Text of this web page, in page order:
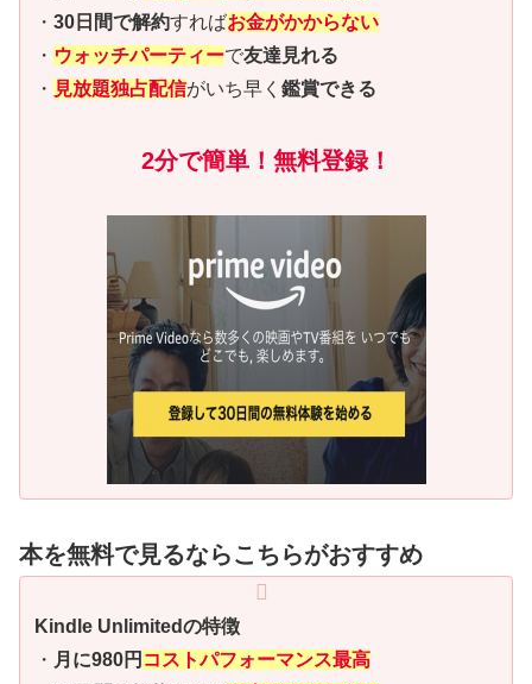
・ 30日間で解約すればお金がかからない
・ ウォッチパーティーで友達見れる
・ 見放題独占配信がいち早く 鑑賞できる
2分で簡単！無料登録！
本を無料で見るならこちらがおすすめ
Kindle Unlimitedの特徴
・ 月に980円 コストパフォーマンス最高